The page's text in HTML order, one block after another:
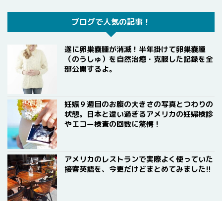
ブログで人気の記事！
遂に卵巣嚢腫が消滅！半年掛けて卵巣嚢腫
（のうしゅ）を自然治癒・克服した記録を全
部公開するよ。
妊娠９週目のお腹の大きさの写真とつわりの
状態。日本と違い過ぎるアメリカの妊婦検診
やエコー検査の回数に驚愕！
アメリカのレストランで実際よく使っていた
接客英語を、今更だけどまとめてみました!!